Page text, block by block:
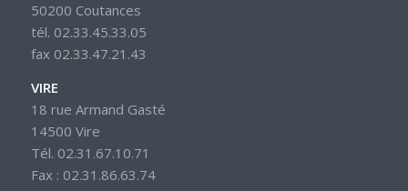
50200 Coutances
tél. 02.33.45.33.05
fax 02.33.47.21.43
VIRE
18 rue Armand Gasté
14500 Vire
Tél. 02.31.67.10.71
Fax : 02.31.86.63.74